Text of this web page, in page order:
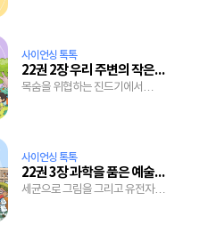
사이언싱 톡톡
22권 2장 우리 주변의 작은 생물
목숨을 위협하는 진드기에서
사이언싱 톡톡
22권 3장 과학을 품은 예술, 바이오 아트
세균으로 그림을 그리고 유전자로